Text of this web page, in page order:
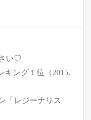
い♡
キング１位（2015.
「レジーナリス